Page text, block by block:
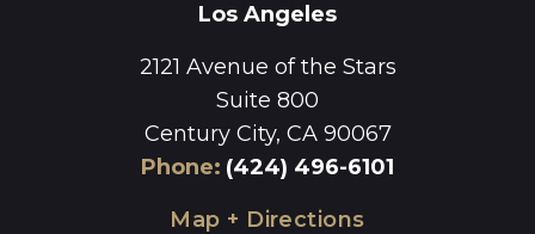
Los Angeles
2121 Avenue of the Stars
Suite 800
Century City, CA 90067
Phone: (424) 496-6101
Map + Directions